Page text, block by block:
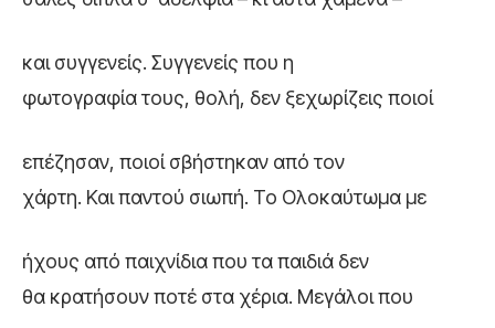
και συγγενείς. Συγγενείς που η
φωτογραφία τους, θολή, δεν ξεχωρίζεις ποιοί
επέζησαν, ποιοί σβήστηκαν από τον
χάρτη. Και παντού σιωπή. Το Ολοκαύτωμα με
ήχους από παιχνίδια που τα παιδιά δεν
θα κρατήσουν ποτέ στα χέρια. Μεγάλοι που